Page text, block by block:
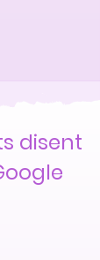
disent